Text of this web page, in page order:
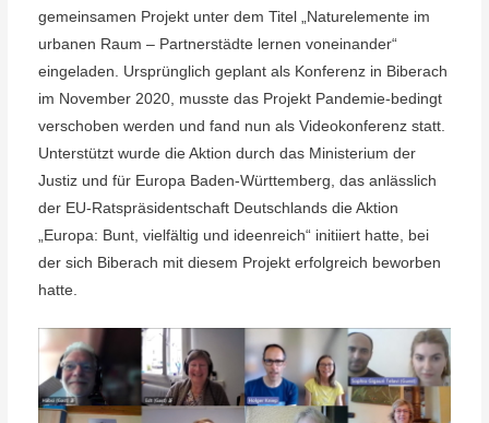
gemeinsamen Projekt unter dem Titel „Naturelemente im
urbanen Raum – Partnerstädte lernen voneinander“
eingeladen. Ursprünglich geplant als Konferenz in Biberach
im November 2020, musste das Projekt Pandemie-bedingt
verschoben werden und fand nun als Videokonferenz statt.
Unterstützt wurde die Aktion durch das Ministerium der
Justiz und für Europa Baden-Württemberg, das anlässlich
der EU-Ratspräsidentschaft Deutschlands die Aktion
„Europa: Bunt, vielfältig und ideenreich“ initiiert hatte, bei
der sich Biberach mit diesem Projekt erfolgreich beworben
hatte.